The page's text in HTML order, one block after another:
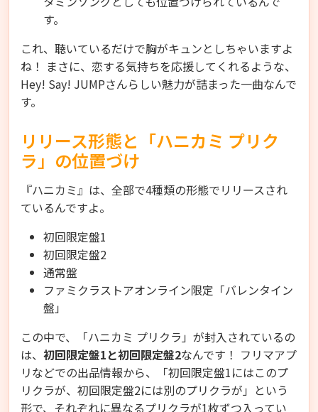
す。
これ、聴いているだけで胸がキュンとしちゃいますよ
ね！ まさに、恋する気持ちを応援してくれるような、
Hey! Say! JUMPさんらしい魅力が詰まった一曲なんで
す。
リリース形態と「ハニカミ プリク
ラ」の位置づけ
『ハニカミ』は、全部で4種類の形態でリリースされ
ているんですよ。
初回限定盤1
初回限定盤2
通常盤
ファミクラストアオンライン限定「バレンタイン
盤」
この中で、「ハニカミ プリクラ」が封入されているの
は、 初回限定盤1と初回限定盤2なんです！ フリマアプ
リなどでの出品情報から、「初回限定盤1にはこのプ
リクラが、初回限定盤2には別のプリクラが」という
形で、それぞれに異なるプリクラが1枚ずつ入ってい